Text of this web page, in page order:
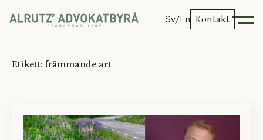
Sv/En Kontakt
Etikett: främmande art